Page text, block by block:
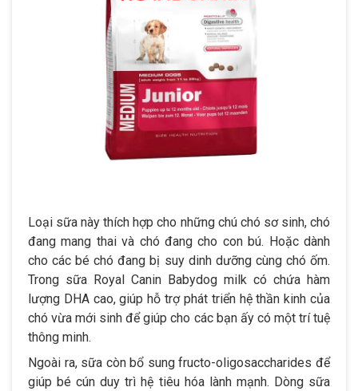
Loại sữa này thích hợp cho những chú chó sơ sinh, chó
đang mang thai và chó đang cho con bú. Hoặc dành
cho các bé chó đang bị suy dinh dưỡng cùng chó ốm.
Trong sữa Royal Canin Babydog milk có chứa hàm
lượng DHA cao, giúp hỗ trợ phát triển hệ thần kinh của
chó vừa mới sinh để giúp cho các bạn ấy có một trí tuệ
thông minh.
Ngoài ra, sữa còn bổ sung fructo-oligosaccharides để
giúp bé cún duy trì hệ tiêu hóa lành mạnh. Dòng sữa